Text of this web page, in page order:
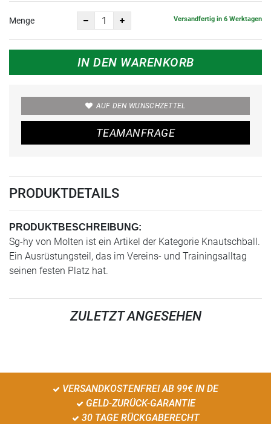
Menge Versandfertig in 6 Werktagen
IN DEN WARENKORB
AUF DEN WUNSCHZETTEL
TEAMANFRAGE
PRODUKTDETAILS
PRODUKTBESCHREIBUNG:
Sg-hy von Molten ist ein Artikel der Kategorie Knautschball.
Ein Ausrüstungsteil, das im Vereins- und Trainingsalltag
seinen festen Platz hat.
ZULETZT ANGESEHEN
VERSANDKOSTENFREI AB 99€ IN DE
GELD-ZURÜCK-GARANTIE
30 TAGE RÜCKGABERECHT